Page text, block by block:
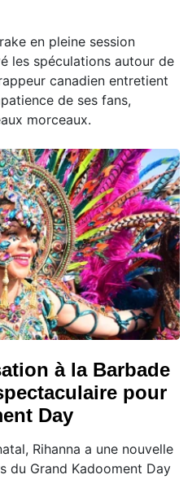
en pleine session
les spéculations autour de
canadien entretient
de ses fans,
morceaux.
à la Barbade
pour
Day
Rihanna a une nouvelle
du Grand Kadooment Day